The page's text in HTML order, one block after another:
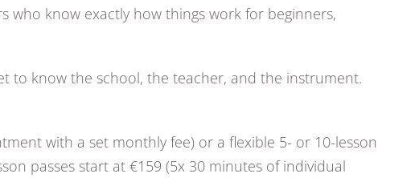
know exactly how things work for beginners,
to know the school, the teacher, and the instrument.
with a set monthly fee) or a flexible 5- or 10-lesson
passes start at €159 (5x 30 minutes of individual